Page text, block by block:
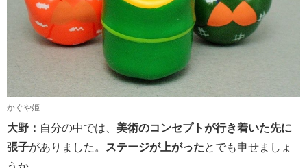
かぐや姫
大野： 自分の中では、 美術のコンセプトが行き着いた先に
張子がありました。 ステージが上がった とでも申せましょ